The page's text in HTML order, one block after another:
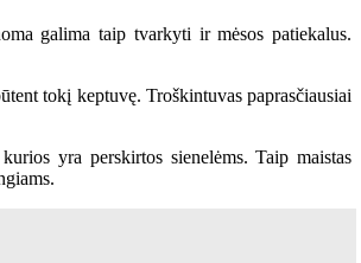
galima taip tvarkyti ir mėsos patiekalus.
tokį keptuvę. Troškintuvas paprasčiausiai
yra perskirtos sienelėms. Taip maistas